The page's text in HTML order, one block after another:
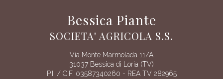
Bessica Piante
SOCIETA' AGRICOLA S.S.
Via Monte Marmolada 11/A
31037 Bessica di Loria (TV)
P.I. / C.F. 03587340260 - REA TV 282965